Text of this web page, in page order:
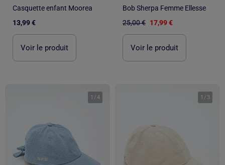
Casquette enfant Moorea
13,99 €
Voir le produit
Bob Sherpa Femme Ellesse
25,00 € 17,99 €
Voir le produit
1 /4 1 / 3